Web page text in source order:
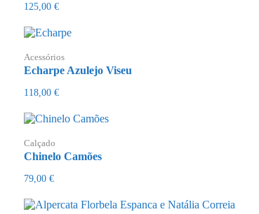
125,00 €
Acessórios
Echarpe Azulejo Viseu
118,00 €
Calçado
Chinelo Camões
79,00 €